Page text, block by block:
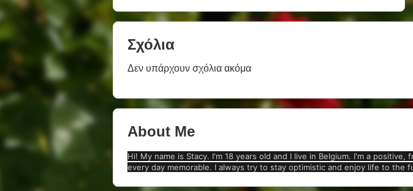
Σχόλια
Δεν υπάρχουν σχόλια ακόμα
About Me
Hi! My name is Stacy. I'm 18 years old and I live in Belgium. I'm a
every day memorable. I always try to stay optimistic and enjoy life to the